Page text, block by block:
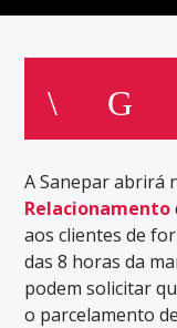
A Sanepar abrirá
Relacionamento
aos clientes de
das 8 horas da
podem solicitar
o parcelamento